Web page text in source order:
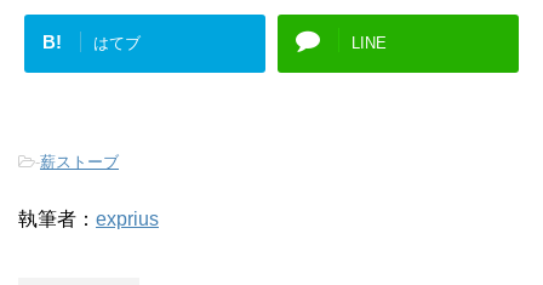
B! はてブ LINE
-薪ストーブ
執筆者： exprius